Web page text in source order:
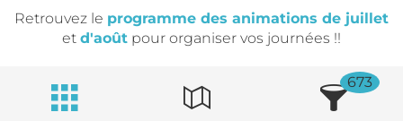
Retrouvez le programme des animations de juillet
et d'août pour organiser vos journées !!
673